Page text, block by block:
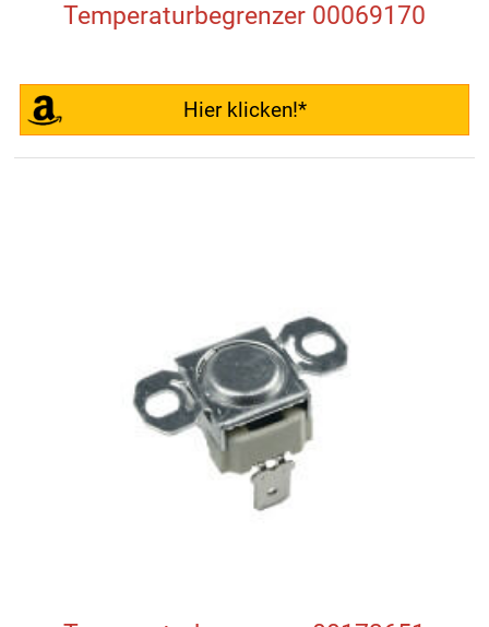
Temperaturbegrenzer 00069170
Hier klicken!*